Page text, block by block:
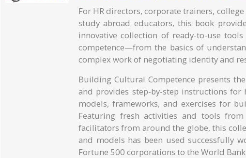
For HR directors, corporate trainers,
study abroad educators, this book
innovative collection of ready-to-use
competence—from the basics of
complex work of negotiating identity and
Building Cultural Competence presents
and provides step-by-step instructions
models, frameworks, and exercises for
Featuring fresh activities and tools from
facilitators from around the globe, this
and models has been used successfully
Fortune 500 corporations to the World